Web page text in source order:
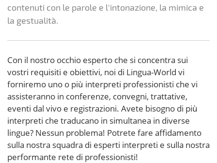
contenuti con le parole e l'intonazione, la mimica e
la gestualità.
Con il nostro occhio esperto che si concentra sui
vostri requisiti e obiettivi, noi di Lingua-World vi
forniremo uno o più interpreti professionisti che vi
assisteranno in conferenze, convegni, trattative,
eventi dal vivo e registrazioni. Avete bisogno di più
interpreti che traducano in simultanea in diverse
lingue? Nessun problema! Potrete fare affidamento
sulla nostra squadra di esperti interpreti e sulla nostra
performante rete di professionisti!